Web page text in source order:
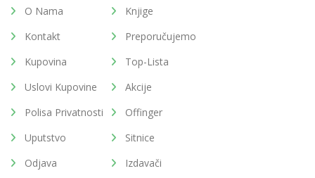
O Nama
Kontakt
Kupovina
Uslovi Kupovine
Polisa Privatnosti
Uputstvo
Odjava
Knjige
Preporučujemo
Top-Lista
Akcije
Offinger
Sitnice
Izdavači